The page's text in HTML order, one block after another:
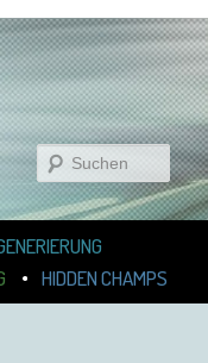
Suchen
HIDDEN CHAMPS